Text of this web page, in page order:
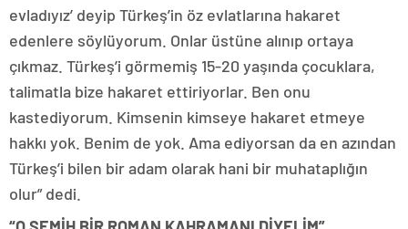
evladıyız’ deyip Türkeş’in öz evlatlarına hakaret
edenlere söylüyorum. Onlar üstüne alınıp ortaya
çıkmaz. Türkeş’i görmemiş 15-20 yaşında çocuklara,
talimatla bize hakaret ettiriyorlar. Ben onu
kastediyorum. Kimsenin kimseye hakaret etmeye
hakkı yok. Benim de yok. Ama ediyorsan da en azından
Türkeş’i bilen bir adam olarak hani bir muhataplığın
olur” dedi.